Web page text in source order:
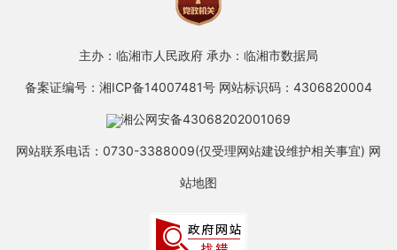
主办：临湘市人民政府 承办：临湘市数据局
备案证编号：湘ICP备14007481号 网站标识码：4306820004
湘公网安备43068202001069
网站联系电话：0730-3388009(仅受理网站建设维护相关事宜) 网
站地图